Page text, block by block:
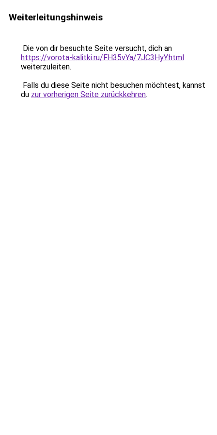
Weiterleitungshinweis
Die von dir besuchte Seite versucht, dich an
https://vorota-kalitki.ru/FH35vYa/7JC3HyY.html
weiterzuleiten.
Falls du diese Seite nicht besuchen möchtest, kannst
du zur vorherigen Seite zurückkehren.